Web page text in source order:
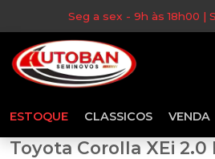
Seg a sex - 9h às 18h00 |
ESTOQUE CLASSICOS VENDA
Toyota Corolla XEi 2.0